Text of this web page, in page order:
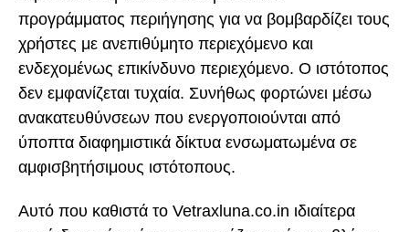
προγράμματος περιήγησης για να βομβαρδίζει τους
χρήστες με ανεπιθύμητο περιεχόμενο και
ενδεχομένως επικίνδυνο περιεχόμενο. Ο ιστότοπος
δεν εμφανίζεται τυχαία. Συνήθως φορτώνει μέσω
ανακατευθύνσεων που ενεργοποιούνται από
ύποπτα διαφημιστικά δίκτυα ενσωματωμένα σε
αμφισβητήσιμους ιστότοπους.
Αυτό που καθιστά το Vetraxluna.co.in ιδιαίτερα